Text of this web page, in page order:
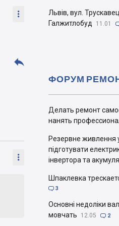



Львів, вул.
Галжитлобуд
11.01
Делать ремонт
нанять
Резервне живлення
підготувати
інвертора та
Шпаклевка
 3
Основні недоліки
мовчать
12.05  2
ФОРУМ